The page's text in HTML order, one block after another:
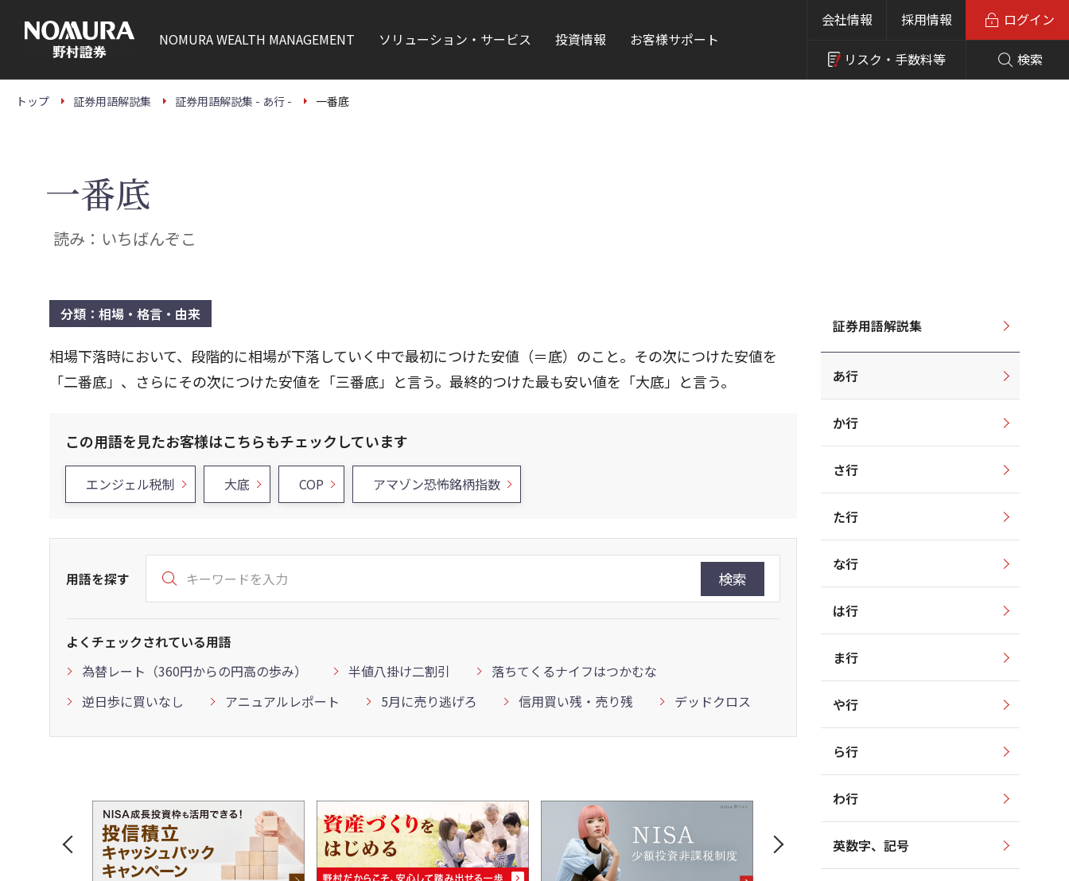
本
NOMURAWEALTH MANAGEMENT ソリューション・サービス 投資情報 お客様サポート
会社情報 採用情報
リスク・ 手数料等 検索
ログイン
トップ 証券用語解説集 証券用語解説集 - あ行 - 一番底
一番底
読み：いちばんぞこ
分類：相場・格言・由来
相場下落時において、段階的に相場が下落していく中で最初につけた安値（＝底）のこと。その次につけた安値を
「二番底」、さらにその次につけた安値を「三番底」と言う。最終的つけた最も安い値を「大底」と言う。
この用語を見たお客様はこちらもチェックしています
エンジェル税制 大底 COP アマゾン恐怖銘柄指数
用語を探す 検索
よくチェックされている用語
為替レート（360円からの円高の歩み）
半値八掛け二割引
落ちてくるナイフはつかむな
逆日歩に買いなし
アニュアルレポート 5月に売り逃げろ 信用買い残・売り残 デッドクロス
証券用語解説集
あ行
か行
さ行
た行
な行
は行
ま行
や行
ら行
わ行
英数字、記号